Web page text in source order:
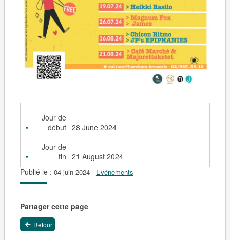
Jour de
début 28 June 2024
Jour de
fin
21 August 2024
Publié le : 04 juin 2024 - Evénements
Partager cette page
Retour